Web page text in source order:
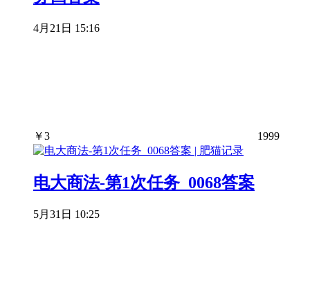
4月21日 15:16
￥3 1999
电大商法-第1次任务_0068答案
5月31日 10:25